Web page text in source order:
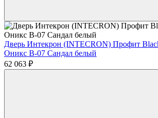
Дверь Интекрон (INTECRON) Профит
Оникс В-07 Сандал белый
62 063 ₽